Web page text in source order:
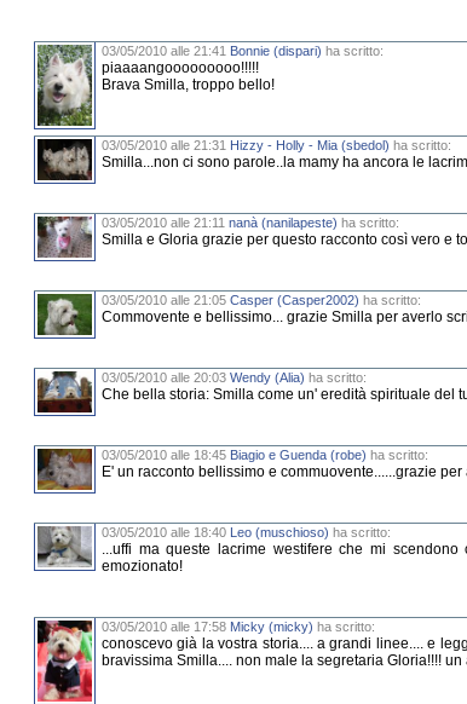
03/05/2010 alle 21:41 Bonnie (dispari) ha scritto:
piaaaangooooooooo!!!!!
Brava Smilla, troppo bello!
03/05/2010 alle 21:31 Hizzy - Holly - Mia (sbedol) ha scritto:
Smilla...non ci sono parole..la mamy ha ancora le
03/05/2010 alle 21:11 nanà (nanilapeste) ha scritto:
Smilla e Gloria grazie per questo racconto così vero e
03/05/2010 alle 21:05 Casper (Casper2002) ha scritto:
Commovente e bellissimo... grazie Smilla per averlo
03/05/2010 alle 20:03 Wendy (Alia) ha scritto:
Che bella storia: Smilla come un' eredità spirituale del
03/05/2010 alle 18:45 Biagio e Guenda (robe) ha scritto:
E' un racconto bellissimo e commuovente......grazie
03/05/2010 alle 18:40 Leo (muschioso) ha scritto:
...uffi ma queste lacrime westifere che mi
emozionato!
03/05/2010 alle 17:58 Micky (micky) ha scritto:
conoscevo già la vostra storia.... a grandi linee.... e
bravissima Smilla.... non male la segretaria Gloria!!!!